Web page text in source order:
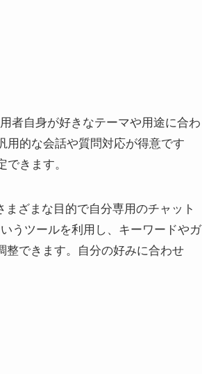
者自身が好きなテーマや用途に合わ
用的な会話や質問対応が得意です
きます。
ざまな目的で自分専用のチャット
うツールを利用し、キーワードやガ
整できます。自分の好みに合わせ